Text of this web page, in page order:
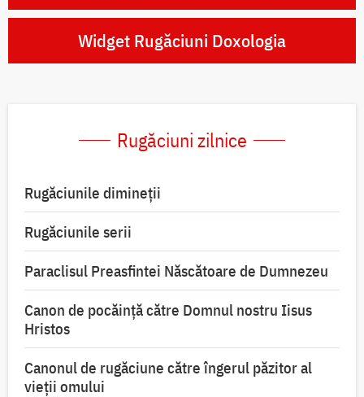
Widget Rugăciuni Doxologia
Rugăciuni zilnice
Rugăciunile dimineții
Rugăciunile serii
Paraclisul Preasfintei Născătoare de Dumnezeu
Canon de pocăință către Domnul nostru Iisus
Hristos
Canonul de rugăciune către îngerul păzitor al
vieții omului